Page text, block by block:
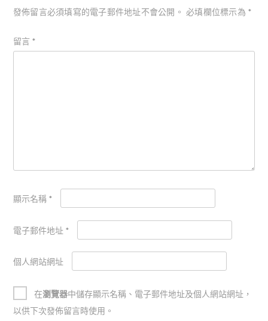
發佈留言必須填寫的電子郵件地址不會公開。 必填欄位標示為*
留言 *
顯示名稱 *
電子郵件地址 *
個人網站網址
在瀏覽器中儲存顯示名稱、電子郵件地址及個人網站網址，
以供下次發佈留言時使用。